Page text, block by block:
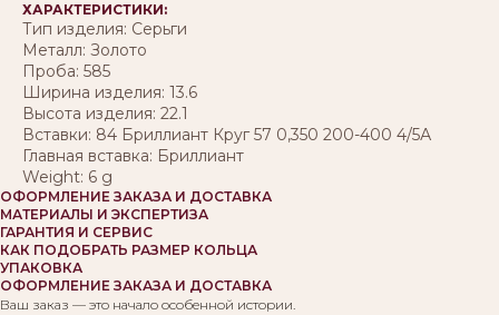
ХАРАКТЕРИСТИКИ:
Тип изделия: Серьги
Металл: Золото
Проба: 585
Ширина изделия: 13.6
Высота изделия: 22.1
Вставки: 84 Бриллиант Круг 57 0,350 200-400 4/5А
Главная вставка: Бриллиант
Weight: 6 g
ОФОРМЛЕНИЕ ЗАКАЗА И ДОСТАВКА
МАТЕРИАЛЫ И ЭКСПЕРТИЗА
ГАРАНТИЯ И СЕРВИС
КАК ПОДОБРАТЬ РАЗМЕР КОЛЬЦА
УПАКОВКА
ОФОРМЛЕНИЕ ЗАКАЗА И ДОСТАВКА
Ваш заказ — это начало особенной истории.